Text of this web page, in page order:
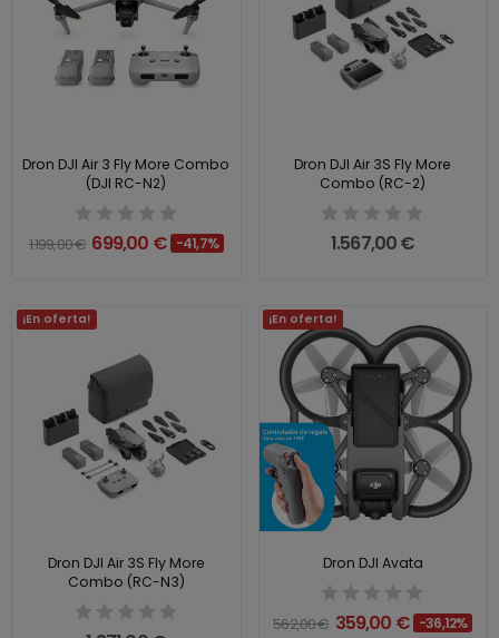
Dron DJI Air 3 Fly More Combo
(DJI RC-N2)
1.199,00 € 699,00 € -41,7%
Dron DJI Air 3S Fly More
Combo (RC-2)
1.567,00 €
¡En oferta!
Dron DJI Air 3S Fly More
Combo (RC-N3)
¡En oferta!
Dron DJI Avata
562,00 € 359,00 € -36,12%